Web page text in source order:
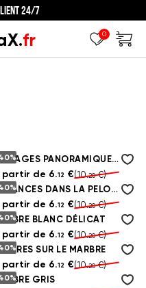
24/7
fr 0
PAYSAGES PANORAMIQUES À L'EXTÉRIEUR DE LA FENÊTRE
partir de 6.12 €(10.20€)
VACANCES DANS LA PELOUSE
partir de 6.12 €(10.20€)
BLANC DÉLICAT
partir de 6.12 €(10.20€)
SUR LE MARBRE
partir de 6.12 €(10.20€)
GRIS